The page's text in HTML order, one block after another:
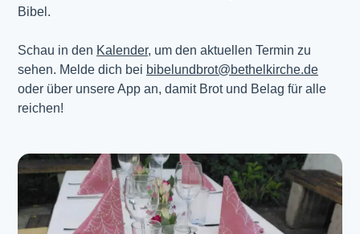
Bibel.
Schau in den Kalender, um den aktuellen Termin zu
sehen. Melde dich bei bibelundbrot@bethelkirche.de
oder über unsere App an, damit Brot und Belag für alle
reichen!